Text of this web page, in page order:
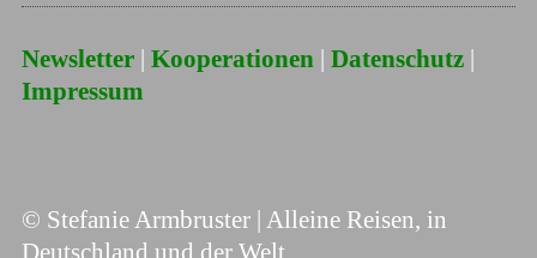
Newsletter| Kooperationen| Datenschutz|
Impressum
© Stefanie Armbruster | Alleine Reisen, in